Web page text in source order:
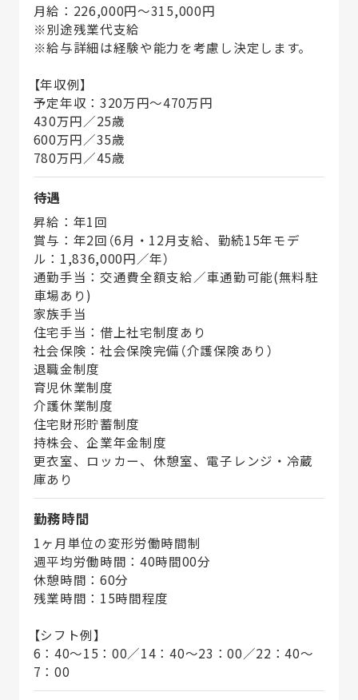
月給：226,000円～315,000円
※別途残業代支給
※給与詳細は経験や能力を考慮し決定します。
【年収例】
予定年収：320万円～470万円
430万円／25歳
600万円／35歳
780万円／45歳
待遇
昇給：年1回
賞与：年2回（6月・12月支給、勤続15年モデ
ル：1,836,000円／年）
通勤手当：交通費全額支給／車通勤可能(無料駐
車場あり)
家族手当
住宅手当：借上社宅制度あり
社会保険：社会保険完備（介護保険あり）
退職金制度
育児休業制度
介護休業制度
住宅財形貯蓄制度
持株会、企業年金制度
更衣室、ロッカー、休憩室、電子レンジ・冷蔵
庫あり
勤務時間
1ヶ月単位の変形労働時間制
週平均労働時間：40時間00分
休憩時間：60分
残業時間：15時間程度
【シフト例】
6：40～15：00／14：40～23：00／22：40～
7：00